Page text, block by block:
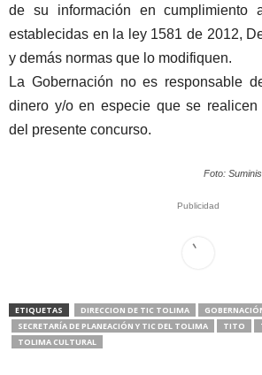
de su información en cumplimiento
establecidas en la ley 1581 de 2012,
y demás normas que lo modifiquen.
La Gobernación no es responsable
dinero y/o en especie que se
del presente concurso.
Foto:
Publicidad
ETIQUETAS DIRECCION DE TIC TOLIMA
SECRETARÍA DE PLANEACIÓN Y TIC DEL TOLIMA
TITO
TOLIMA CULTURAL